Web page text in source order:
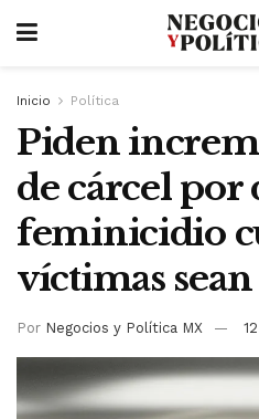
Inicio Política
Piden
de cárcel por
feminicidio
víctimas
Por Negocios y Política MX